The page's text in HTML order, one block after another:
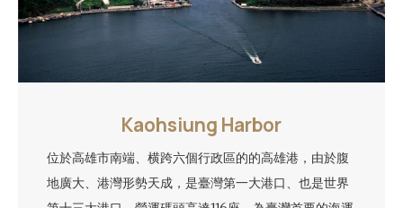
Kaohsiung Harbor
位於高雄市南端、横跨六個行政區的的高雄港，由於腹
地廣大、港灣形勢天成，是臺灣第一大港口、也是世界